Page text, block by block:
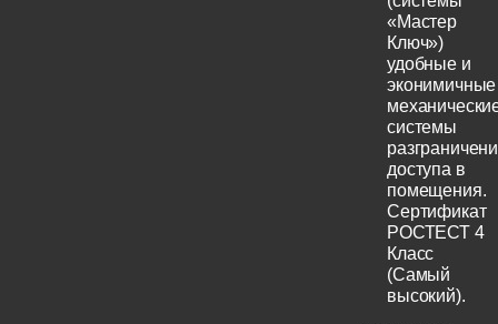
«Мастер
Ключ»)
удобные и
эконимичные
системы
доступа в
помещения.
Сертификат
РОСТЕСТ 4
Класс
(Самый
высокий).